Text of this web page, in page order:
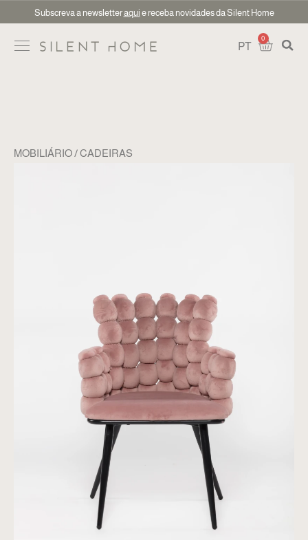
Subscreva a newsletteraqui e receba novidades da Silent Home
PT
0
MOBILIÁRIO CADEIRAS